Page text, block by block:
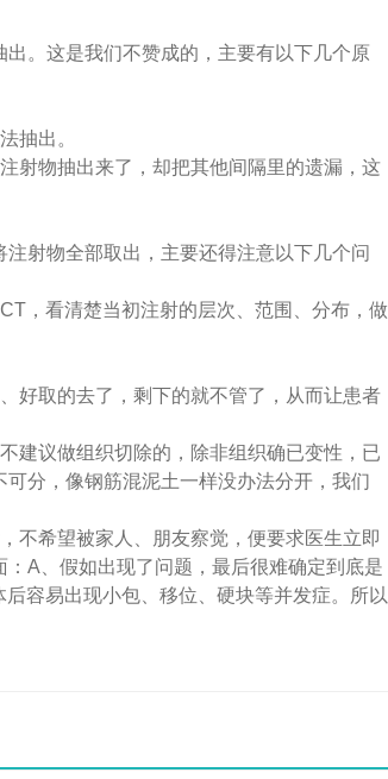
。这是我们不赞成的，主要有以下几个原
抽出。
物抽出来了，却把其他间隔里的遗漏，这
射物全部取出，主要还得注意以下几个问
，看清楚当初注射的层次、范围、分布，做
取的去了，剩下的就不管了，从而让患者
议做组织切除的，除非组织确已变性，已
分，像钢筋混泥土一样没办法分开，我们
希望被家人、朋友察觉，便要求医生立即
A、假如出现了问题，最后很难确定到底是
容易出现小包、移位、硬块等并发症。所以